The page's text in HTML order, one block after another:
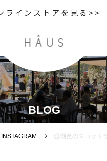
ラインストアを見る>>
BLOG
INSTAGRAM 珊瑚色のスコットランド製の春のニット。ソフトで温かみがありながらリネンのドライ感も併せ持つリネンコットン素材を使用です。可愛くなりすぎないコーラルカラ